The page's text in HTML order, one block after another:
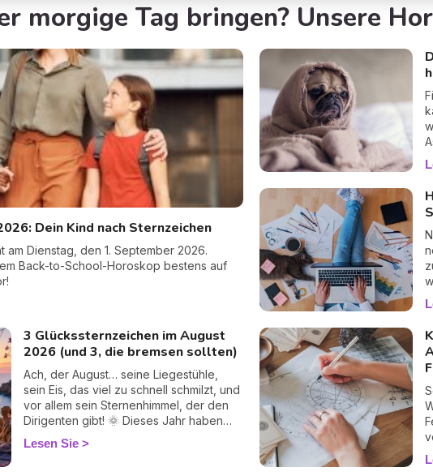
morgige Tag bringen? Unsere
Dein Kind nach Sternzeichen
am Dienstag, den 1. September 2026.
Back-to-School-Horoskop bestens auf
3 Glückssternzeichen im August
2026 (und 3, die bremsen sollten)
Ach, der August… seine Liegestühle,
sein Eis, das viel zu schnell schmilzt, und
vor allem sein Sternenhimmel, der den
Dirigenten gibt! 🌞 Dieses Jahr haben
die Sterne klar ihre Lieblinge: Manche
Zeichen reihen Glückstreffer aneinander
Lesen Sie